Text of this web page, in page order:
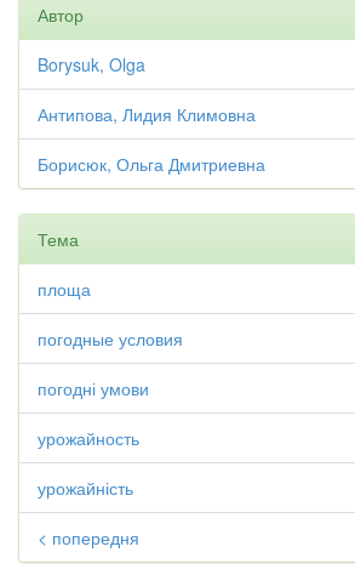
Автор
Borysuk, Olga
Антипова, Лидия Климовна
Борисюк, Ольга Дмитриевна
Тема
площа
погодные условия
погодні умови
урожайность
урожайність
< попередня